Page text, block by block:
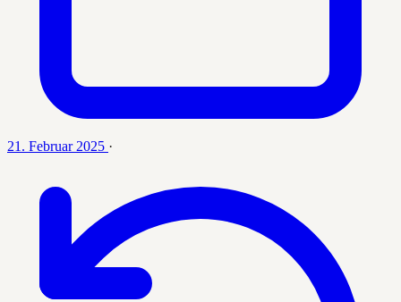
21. Februar 2025 ·